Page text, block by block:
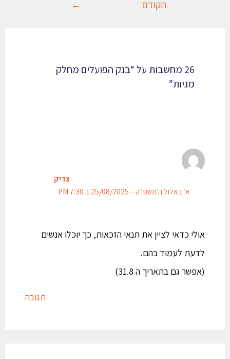
הקודם
←
26 מחשבות על “בנק הפועלים מחלק
מניות”
צדיק
א׳ באלול ה׳תשפ״ה – 25/08/2025 ב 7:30 PM
אולי כדאי לציין את תנאי הזכאות, כך יוכלו אנשים
לדעת לעמוד בהם.
(אפשר גם בתאריך ה 31.8)
תגובה